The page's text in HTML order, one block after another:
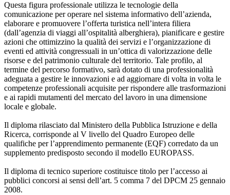
Questa figura professionale utilizza le tecnologie della
comunicazione per operare nel sistema informativo dell’azienda,
elaborare e promuovere l’offerta turistica nell’intera filiera
(dall’agenzia di viaggi all’ospitalità alberghiera), pianificare e gestire
azioni che ottimizzino la qualità dei servizi e l’organizzazione di
eventi ed attività congressuali in un’ottica di valorizzazione delle
risorse e del patrimonio culturale del territorio. Tale profilo, al
termine del percorso formativo, sarà dotato di una professionalità
adeguata a gestire le innovazioni e ad aggiornare di volta in volta le
competenze professionali acquisite per rispondere alle trasformazioni
e ai rapidi mutamenti del mercato del lavoro in una dimensione
locale e globale.
Il diploma rilasciato dal Ministero della Pubblica Istruzione e della
Ricerca, corrisponde al V livello del Quadro Europeo delle
qualifiche per l’apprendimento permanente (EQF) corredato da un
supplemento predisposto secondo il modello EUROPASS.
Il diploma di tecnico superiore costituisce titolo per l’accesso ai
pubblici concorsi ai sensi dell’art. 5 comma 7 del DPCM 25 gennaio
2008.